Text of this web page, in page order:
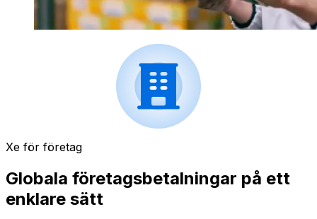
Xe för företag
Globala företagsbetalningar på ett
enklare sätt